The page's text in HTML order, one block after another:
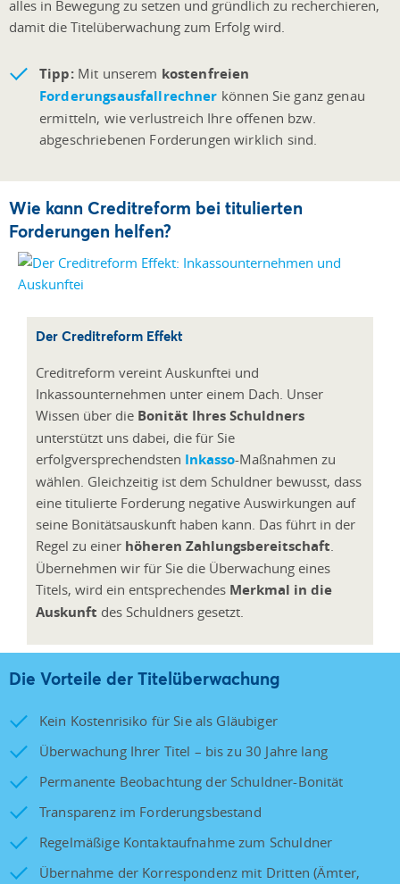
alles in Bewegung zu setzen und gründlich zu recherchieren,
damit die Titelüberwachung zum Erfolg wird.
Tipp:Mit unserem kostenfreien
Forderungsausfallrechner können Sie ganz genau
ermitteln, wie verlustreich Ihre offenen bzw.
abgeschriebenen Forderungen wirklich sind.
Wie kann Creditreform bei titulierten
Forderungen helfen?
Der Creditreform Effekt
Creditreform vereint Auskunftei und
Inkassounternehmen unter einem Dach. Unser
Wissen über die Bonität Ihres Schuldners
unterstützt uns dabei, die für Sie
erfolgversprechendsten Inkasso-Maßnahmen zu
wählen. Gleichzeitig ist dem Schuldner bewusst, dass
eine titulierte Forderung negative Auswirkungen auf
seine Bonitätsauskunft haben kann. Das führt in der
Regel zu einer höheren Zahlungsbereitschaft.
Übernehmen wir für Sie die Überwachung eines
Titels, wird ein entsprechendes Merkmal in die
Auskunft des Schuldners gesetzt.
Die Vorteile der Titelüberwachung
Kein Kostenrisiko für Sie als Gläubiger
Überwachung Ihrer Titel – bis zu 30 Jahre lang
Permanente Beobachtung der Schuldner-Bonität
Transparenz im Forderungsbestand
Regelmäßige Kontaktaufnahme zum Schuldner
Übernahme der Korrespondenz mit Dritten (Ämter,